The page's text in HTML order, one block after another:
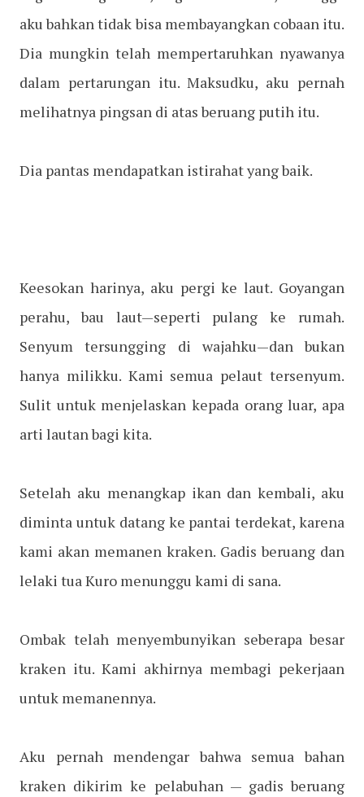
aku bahkan tidak bisa membayangkan cobaan itu.
Dia mungkin telah mempertaruhkan nyawanya
dalam pertarungan itu. Maksudku, aku pernah
melihatnya pingsan di atas beruang putih itu.
Dia pantas mendapatkan istirahat yang baik.
Keesokan harinya, aku pergi ke laut. Goyangan
perahu, bau laut—seperti pulang ke rumah.
Senyum tersungging di wajahku—dan bukan
hanya milikku. Kami semua pelaut tersenyum.
Sulit untuk menjelaskan kepada orang luar, apa
arti lautan bagi kita.
Setelah aku menangkap ikan dan kembali, aku
diminta untuk datang ke pantai terdekat, karena
kami akan memanen kraken. Gadis beruang dan
lelaki tua Kuro menunggu kami di sana.
Ombak telah menyembunyikan seberapa besar
kraken itu. Kami akhirnya membagi pekerjaan
untuk memanennya.
Aku pernah mendengar bahwa semua bahan
kraken dikirim ke pelabuhan — gadis beruang